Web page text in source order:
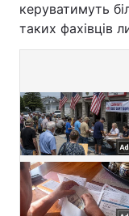
керуватимуть
таких фахівців